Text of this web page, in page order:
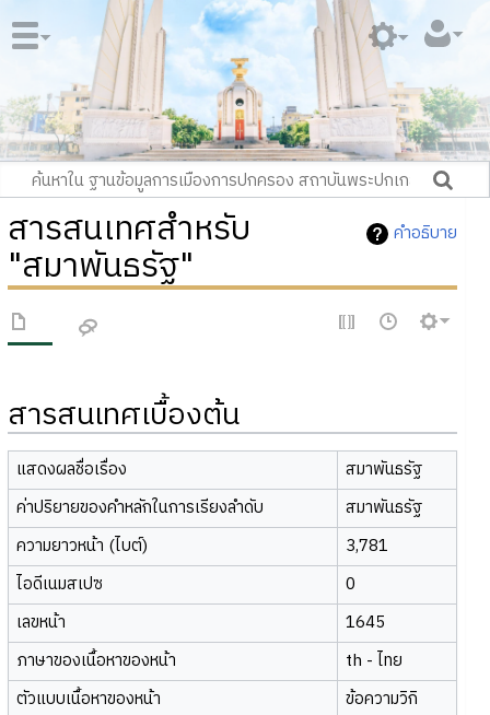
คำอธิบาย
สารสนเทศสำหรับ
"สมาพันธรัฐ"
สารสนเทศเบื้องต้น
แสดงผลชื่อเรื่อง
สมาพันธรัฐ
ค่าปริยายของคำหลักในการเรียงลำดับ
สมาพันธรัฐ
ความยาวหน้า (ไบต์)
3,781
ไอดีเนมสเปซ
0
เลขหน้า
1645
ภาษาของเนื้อหาของหน้า
th - ไทย
ตัวแบบเนื้อหาของหน้า
ข้อความวิกิ